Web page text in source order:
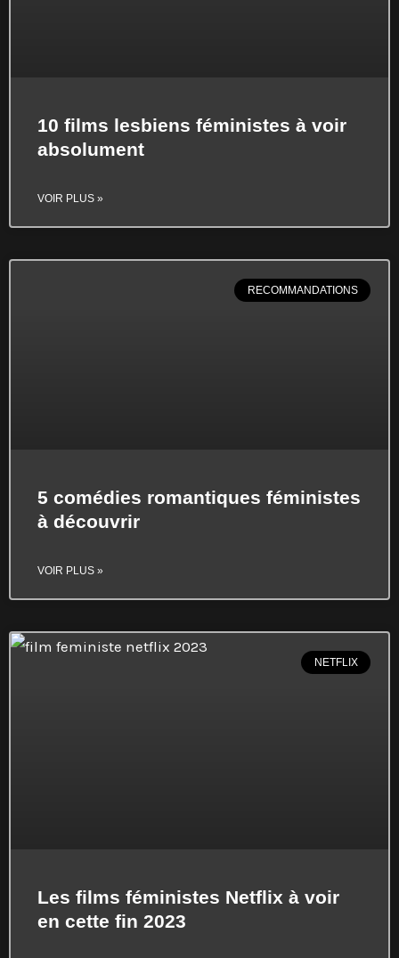
10 films lesbiens féministes à voir
absolument
VOIR PLUS »
RECOMMANDATIONS
5 comédies romantiques féministes
à découvrir
VOIR PLUS »
NETFLIX
Les films féministes Netflix à voir
en cette fin 2023